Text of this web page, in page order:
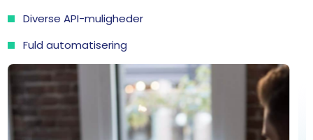
Diverse API-muligheder
Fuld automatisering